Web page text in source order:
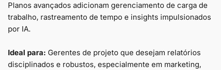
Planos avançados adicionam gerenciamento de carga de
trabalho, rastreamento de tempo e insights impulsionados
por IA.
Ideal para: Gerentes de projeto que desejam relatórios
disciplinados e robustos, especialmente em marketing,